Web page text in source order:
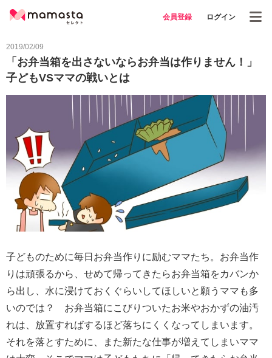
会員登録 ログイン
2019/02/09
「お弁当箱を出さないならお弁当は作りません！」
子どもVSママの戦いとは
子どものために毎日お弁当作りに励むママたち。お弁当作
りは頑張るから、せめて帰ってきたらお弁当箱をカバンか
ら出し、水に浸けておくぐらいしてほしいと願うママも多
いのでは？ お弁当箱にこびりついたお米やおかずの油汚
れは、放置すればするほど落ちにくくなってしまいます。
それを落とすために、また新たな仕事が増えてしまいママ